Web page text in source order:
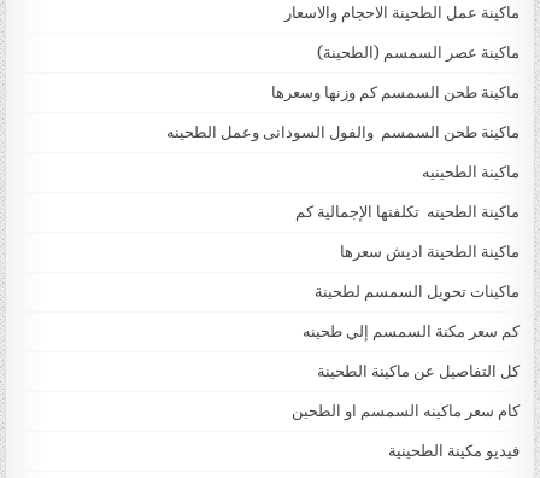
ماكينة عمل الطحينة الاحجام والاسعار
ماكينة عصر السمسم (الطحينة)
ماكينة طحن السمسم كم وزنها وسعرها
ماكينة طحن السمسم والفول السودانى وعمل الطحينه
ماكينة الطحينيه
ماكينة الطحينه تكلفتها الإجمالية كم
ماكينة الطحينة اديش سعرها
ماكينات تحويل السمسم لطحينة
كم سعر مكنة السمسم إلي طحينه
كل التفاصيل عن ماكينة الطحينة
كام سعر ماكينه السمسم او الطحين
فيديو مكينة الطحينية